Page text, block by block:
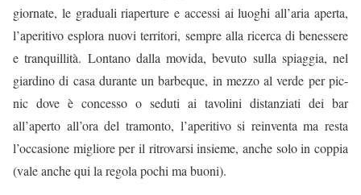
giornate, le graduali riaperture e accessi ai luoghi all’aria aperta,
l’aperitivo esplora nuovi territori, sempre alla ricerca di benessere
e tranquillità. Lontano dalla movida, bevuto sulla spiaggia, nel
giardino di casa durante un barbeque, in mezzo al verde per pic-
nic dove è concesso o seduti ai tavolini distanziati dei bar
all’aperto all’ora del tramonto, l’aperitivo si reinventa ma resta
l’occasione migliore per il ritrovarsi insieme, anche solo in coppia
(vale anche qui la regola pochi ma buoni).